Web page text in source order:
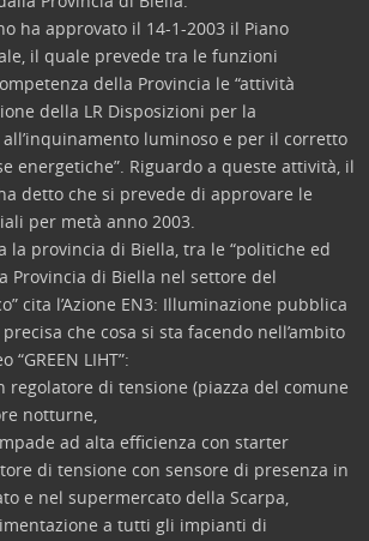
ha approvato il 14-1-2003 il Piano
il quale prevede tra le funzioni
della Provincia le “attività
della LR Disposizioni per la
luminoso e per il corretto
energetiche”. Riguardo a queste attività, il
detto che si prevede di approvare le
per metà anno 2003.
la provincia di Biella, tra le “politiche ed
Provincia di Biella nel settore del
cita l’Azione EN3: Illuminazione pubblica
che cosa si sta facendo nell’ambito
LIHT”:
regolatore di tensione (piazza del comune
notturne,
ad alta efficienza con starter
di tensione con sensore di presenza in
e nel supermercato della Scarpa,
a tutti gli impianti di